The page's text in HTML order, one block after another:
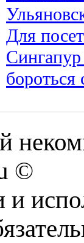
Для
Сингапур
©